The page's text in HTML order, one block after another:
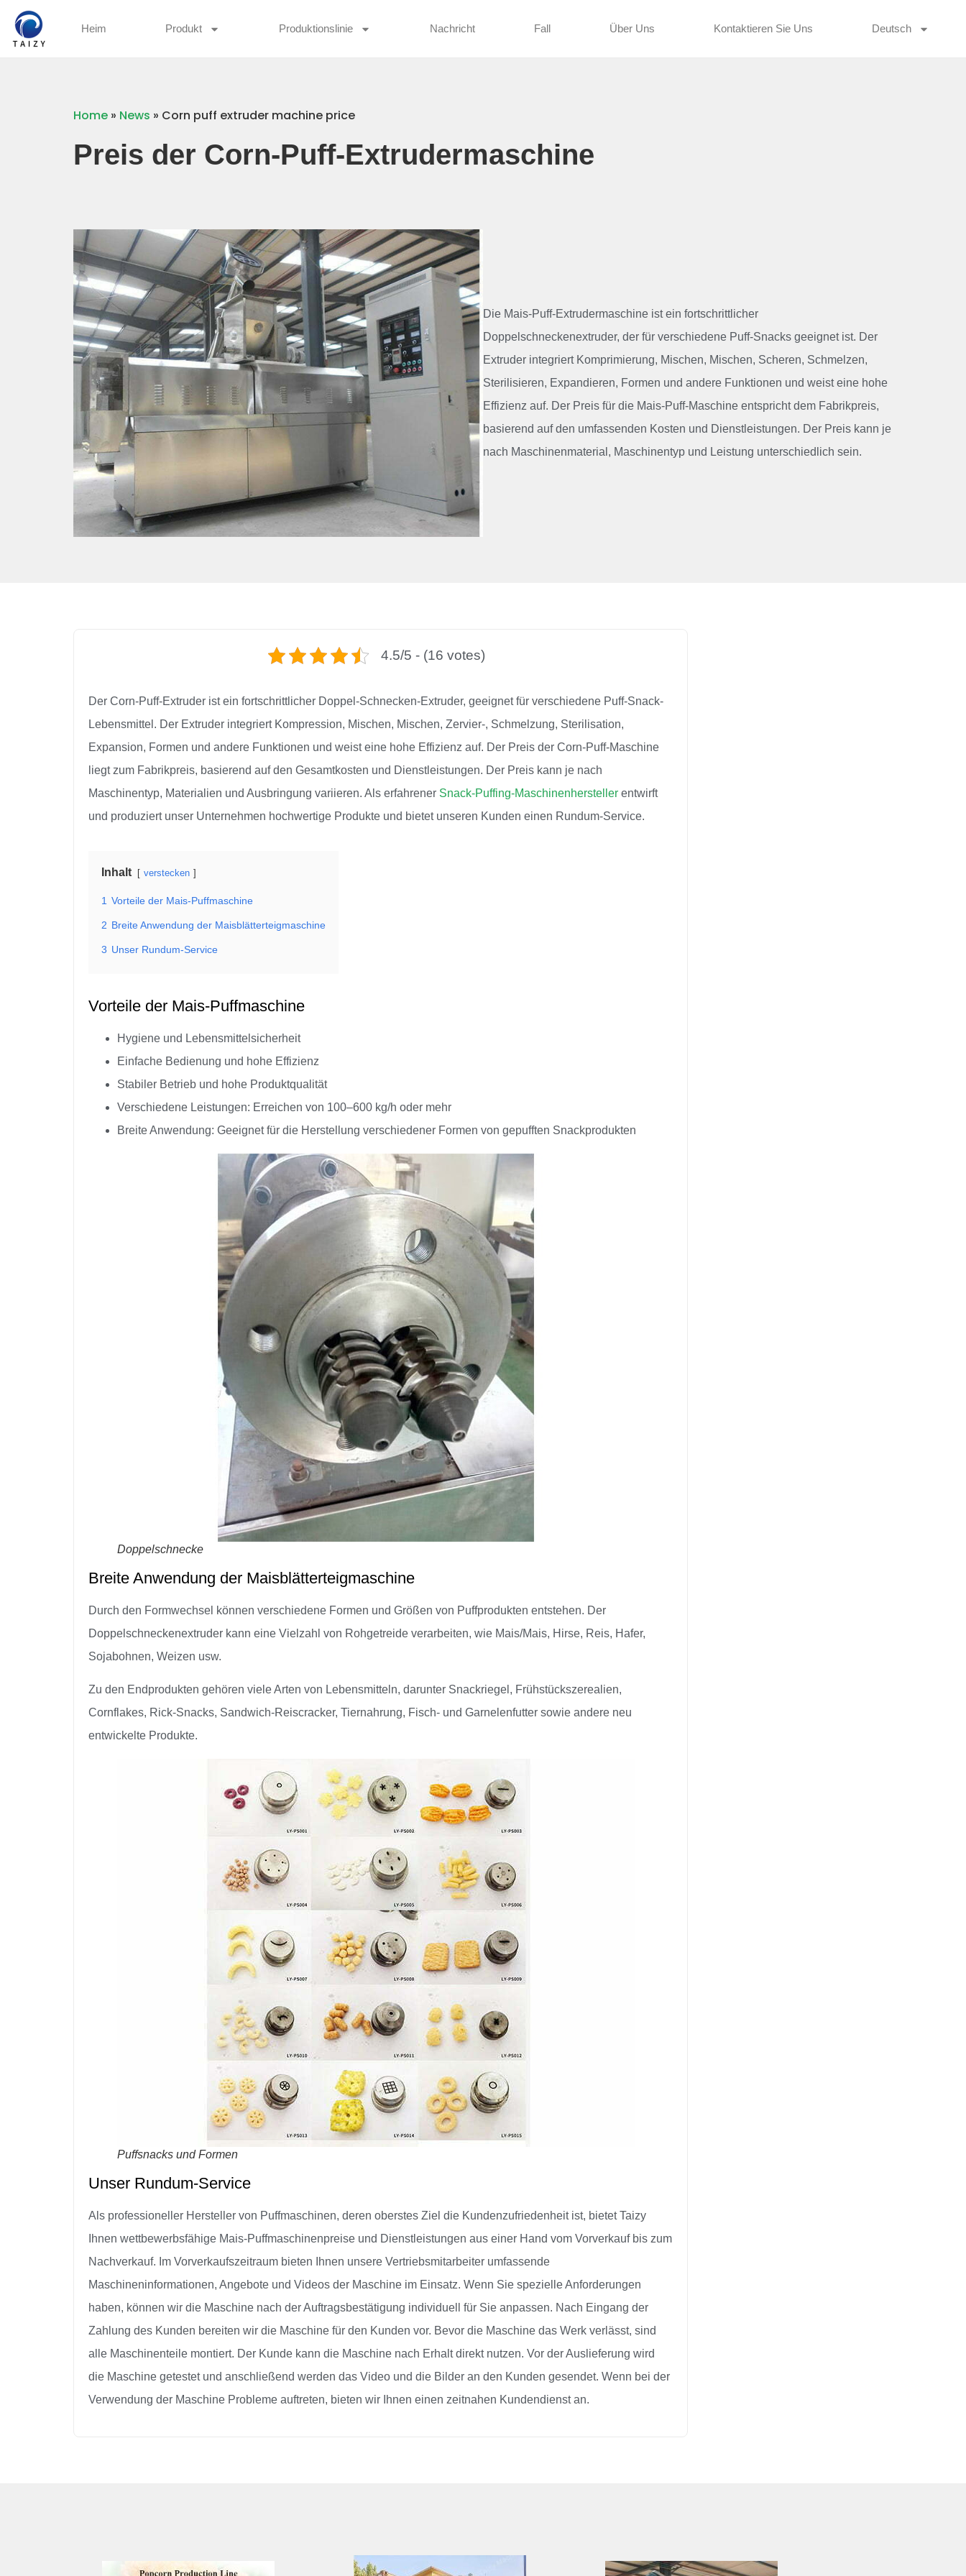
Heim Produkt Produktionslinie Nachricht Fall Über Uns Kontaktieren Sie Uns Deutsch
Home » News » Corn puff extruder machine price
Preis der Corn-Puff-Extrudermaschine
Die Mais-Puff-Extrudermaschine ist ein fortschrittlicher
Doppelschneckenextruder, der für verschiedene Puff-Snacks geeignet ist. Der
Extruder integriert Komprimierung, Mischen, Mischen, Scheren, Schmelzen,
Sterilisieren, Expandieren, Formen und andere Funktionen und weist eine hohe
Effizienz auf. Der Preis für die Mais-Puff-Maschine entspricht dem Fabrikpreis,
basierend auf den umfassenden Kosten und Dienstleistungen. Der Preis kann je
nach Maschinenmaterial, Maschinentyp und Leistung unterschiedlich sein.
4.5/5 - (16 votes)
Der Corn-Puff-Extruder ist ein fortschrittlicher Doppel-Schnecken-Extruder, geeignet für verschiedene Puff-Snack-
Lebensmittel. Der Extruder integriert Kompression, Mischen, Mischen, Zervier-, Schmelzung, Sterilisation,
Expansion, Formen und andere Funktionen und weist eine hohe Effizienz auf. Der Preis der Corn-Puff-Maschine
liegt zum Fabrikpreis, basierend auf den Gesamtkosten und Dienstleistungen. Der Preis kann je nach
Maschinentyp, Materialien und Ausbringung variieren. Als erfahrener Snack-Puffing-Maschinenhersteller entwirft
und produziert unser Unternehmen hochwertige Produkte und bietet unseren Kunden einen Rundum-Service.
Inhalt verstecken
1 Vorteile der Mais-Puffmaschine
2 Breite Anwendung der Maisblätterteigmaschine
3 Unser Rundum-Service
Vorteile der Mais-Puffmaschine
Hygiene und Lebensmittelsicherheit
Einfache Bedienung und hohe Effizienz
Stabiler Betrieb und hohe Produktqualität
Verschiedene Leistungen: Erreichen von 100–600 kg/h oder mehr
Breite Anwendung: Geeignet für die Herstellung verschiedener Formen von gepufften Snackprodukten
Doppelschnecke
Breite Anwendung der Maisblätterteigmaschine
Durch den Formwechsel können verschiedene Formen und Größen von Puffprodukten entstehen. Der
Doppelschneckenextruder kann eine Vielzahl von Rohgetreide verarbeiten, wie Mais/Mais, Hirse, Reis, Hafer,
Sojabohnen, Weizen usw.
Zu den Endprodukten gehören viele Arten von Lebensmitteln, darunter Snackriegel, Frühstückszerealien,
Cornflakes, Rick-Snacks, Sandwich-Reiscracker, Tiernahrung, Fisch- und Garnelenfutter sowie andere neu
entwickelte Produkte.
Puffsnacks und Formen
Unser Rundum-Service
Als professioneller Hersteller von Puffmaschinen, deren oberstes Ziel die Kundenzufriedenheit ist, bietet Taizy
Ihnen wettbewerbsfähige Mais-Puffmaschinenpreise und Dienstleistungen aus einer Hand vom Vorverkauf bis zum
Nachverkauf. Im Vorverkaufszeitraum bieten Ihnen unsere Vertriebsmitarbeiter umfassende
Maschineninformationen, Angebote und Videos der Maschine im Einsatz. Wenn Sie spezielle Anforderungen
haben, können wir die Maschine nach der Auftragsbestätigung individuell für Sie anpassen. Nach Eingang der
Zahlung des Kunden bereiten wir die Maschine für den Kunden vor. Bevor die Maschine das Werk verlässt, sind
alle Maschinenteile montiert. Der Kunde kann die Maschine nach Erhalt direkt nutzen. Vor der Auslieferung wird
die Maschine getestet und anschließend werden das Video und die Bilder an den Kunden gesendet. Wenn bei der
Verwendung der Maschine Probleme auftreten, bieten wir Ihnen einen zeitnahen Kundendienst an.